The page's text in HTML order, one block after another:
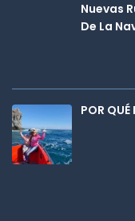
Nuevas
De La
POR QUÉ